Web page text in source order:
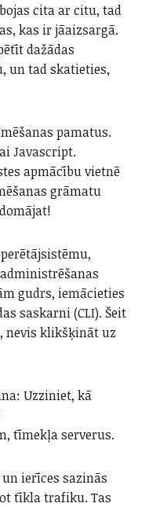
cita ar citu, tad
kas ir jāaizsargā.
dažādas
un tad skatieties,
pamatus.
Javascript.
apmācību vietnē
grāmatu
gudrs, iemācieties
saskarni (CLI). Šeit
nevis klikšķināt uz
Uzziniet, kā
tīmekļa serverus.
ierīces sazinās
tīkla trafiku. Tas